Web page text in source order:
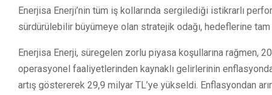
Enerjisa Enerji’nin tüm iş kollarında sergilediği istikrarlı
sürdürülebilir büyümeye olan stratejik odağı, hedeflerine tam
Enerjisa Enerji, süregelen zorlu piyasa koşullarına rağmen,
operasyonel faaliyetlerinden kaynaklı gelirlerinin
artış göstererek 29,9 milyar TL’ye yükseldi. Enflasyondan